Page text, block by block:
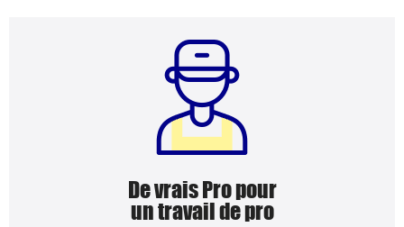
De vrais Pro pour
un travail de pro